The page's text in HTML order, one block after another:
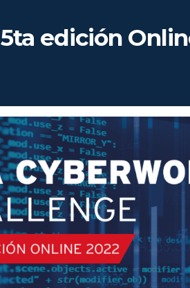
5ta edición